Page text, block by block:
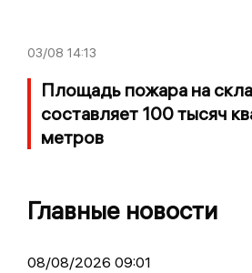
03/08 14:13
Площадь пожара на
составляет 100 тысяч
метров
Главные новости
08/08/2026 09:01